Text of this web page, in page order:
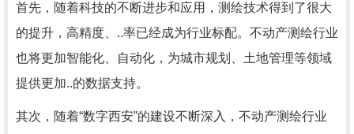
首先，随着科技的不断进步和应用，测绘技术得到了很大
的提升，高精度、..率已经成为行业标配。不动产测绘行业
也将更加智能化、自动化，为城市规划、土地管理等领域
提供更加..的数据支持。
其次，随着“数字西安”的建设不断深入，不动产测绘行业